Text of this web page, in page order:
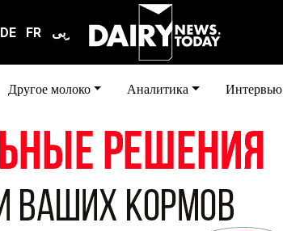
DE FR عربى
Другое молоко Аналитика Интервью